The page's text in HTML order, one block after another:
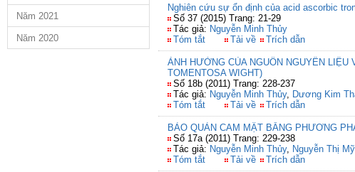
Năm 2021
Năm 2020
Nghiên cứu sự ổn định của acid ascorbic
Số 37 (2015) Trang: 21-29
Tác giả: Nguyễn Minh Thủy
Tóm tắt
Tải về Trích dẫn
ẢNH HƯỞNG CỦA NGUỒN NGUYÊN
TOMENTOSA WIGHT)
Số 18b (2011) Trang: 228-237
Tác giả: Nguyễn Minh Thủy, Dương Kim
Tóm tắt
Tải về Trích dẫn
BẢO QUẢN CAM MẬT BẰNG PHƯƠNG
Số 17a (2011) Trang: 229-238
Tác giả: Nguyễn Minh Thủy, Nguyễn Thị
Tóm tắt
Tải về Trích dẫn